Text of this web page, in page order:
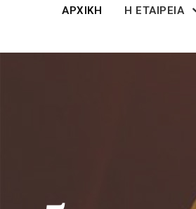
ΑΡΧΙΚΉ Η ΕΤΑΙΡΕΙΑ